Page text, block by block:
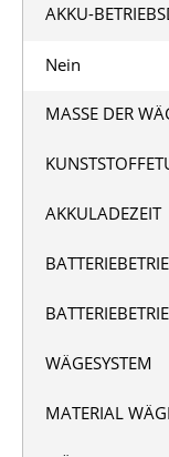
AKKU-
Nein
MASSE DER
AKKULADEZEIT
WÄGESYSTEM
MATERIAL